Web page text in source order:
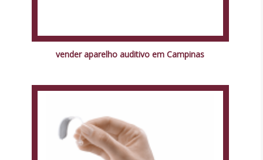
vender aparelho auditivo em Campinas